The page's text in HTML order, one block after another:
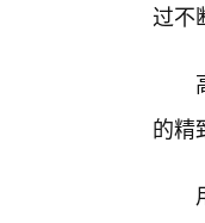
过不
的精